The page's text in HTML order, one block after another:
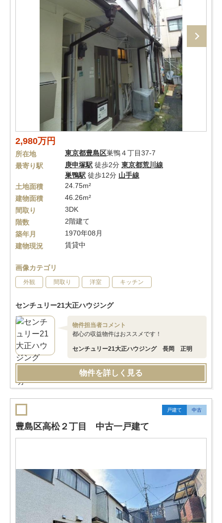
2,980万円
所在地 東京都豊島区巣鴨４丁目37-7
最寄り駅
庚申塚駅 徒歩2分 東京都荒川線
巣鴨駅 徒歩12分 山手線
土地面積
24.75m²
建物面積
46.26m²
間取り
3DK
階数
2階建て
築年月
1970年08月
建物現況
賃貸中
画像カテゴリ
外観 間取り 洋室 キッチン
センチュリー21大正ハウジング
物件担当者コメント
都心の収益物件はおススメです！
センチュリー21大正ハウジング 長岡 正明
物件を詳しく見る
戸建て 中古
豊島区高松２丁目 中古一戸建て